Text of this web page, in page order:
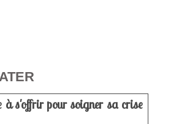
à s'offrir pour soigner sa crise